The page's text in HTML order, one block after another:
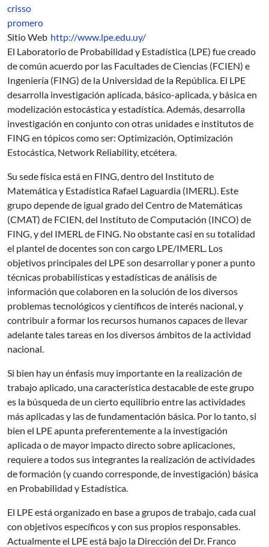
crisso
promero
Sitio Web http://www.lpe.edu.uy/
El Laboratorio de Probabilidad y Estadística (LPE) fue creado
de común acuerdo por las Facultades de Ciencias (FCIEN) e
Ingeniería (FING) de la Universidad de la República. El LPE
desarrolla investigación aplicada, básico-aplicada, y básica en
modelización estocástica y estadística. Además, desarrolla
investigación en conjunto con otras unidades e institutos de
FING en tópicos como ser: Optimización, Optimización
Estocástica, Network Reliability, etcétera.
Su sede física está en FING, dentro del Instituto de
Matemática y Estadística Rafael Laguardia (IMERL). Este
grupo depende de igual grado del Centro de Matemáticas
(CMAT) de FCIEN, del Instituto de Computación (INCO) de
FING, y del IMERL de FING. No obstante casi en su totalidad
el plantel de docentes son con cargo LPE/IMERL. Los
objetivos principales del LPE son desarrollar y poner a punto
técnicas probabilísticas y estadísticas de análisis de
información que colaboren en la solución de los diversos
problemas tecnológicos y científicos de interés nacional, y
contribuir a formar los recursos humanos capaces de llevar
adelante tales tareas en los diversos ámbitos de la actividad
nacional.
Si bien hay un énfasis muy importante en la realización de
trabajo aplicado, una característica destacable de este grupo
es la búsqueda de un cierto equilibrio entre las actividades
más aplicadas y las de fundamentación básica. Por lo tanto, si
bien el LPE apunta preferentemente a la investigación
aplicada o de mayor impacto directo sobre aplicaciones,
requiere a todos sus integrantes la realización de actividades
de formación (y cuando corresponde, de investigación) básica
en Probabilidad y Estadística.
El LPE está organizado en base a grupos de trabajo, cada cual
con objetivos específicos y con sus propios responsables.
Actualmente el LPE está bajo la Dirección del Dr. Franco